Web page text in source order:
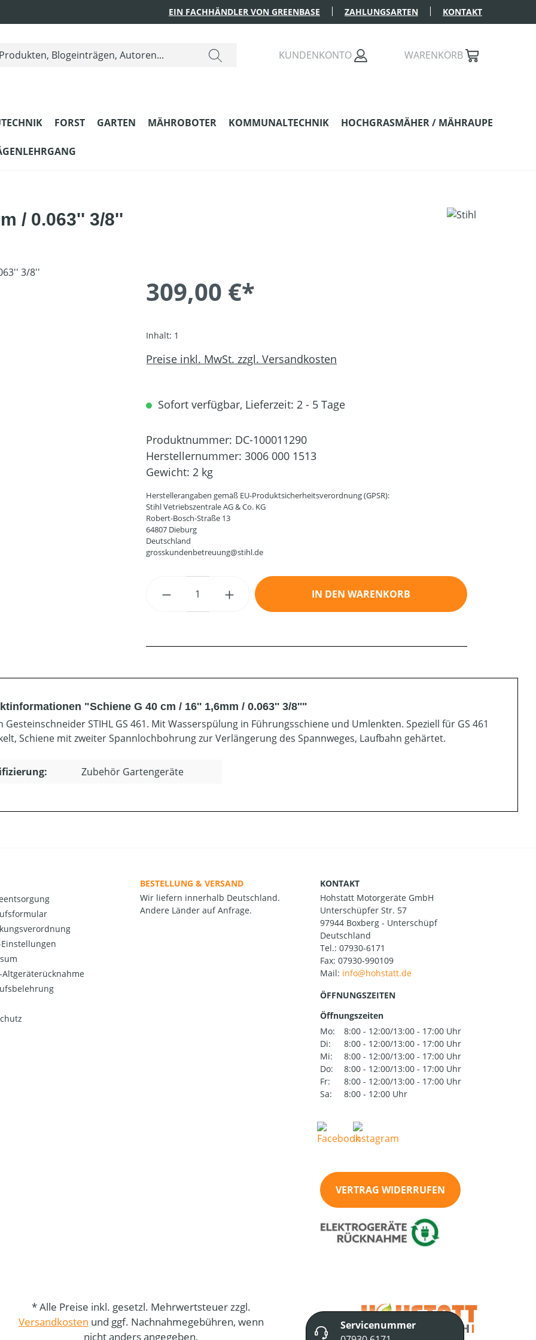
EIN FACHHÄNDLER VON GREENBASE ZAHLUNGSARTEN KONTAKT
KUNDENKONTO WARENKORB
FORST GARTEN MÄHROBOTER KOMMUNALTECHNIK HOCHGRASMÄHER / MÄHRAUPE
/ 0.063'' 3/8''
309,00 €*
Inhalt: 1
Preise inkl. MwSt. zzgl. Versandkosten
Sofort verfügbar, Lieferzeit: 2 - 5 Tage
Produktnummer: DC-100011290
Herstellernummer: 3006 000 1513
Gewicht: 2 kg
Herstellerangaben gemäß EU-Produktsicherheitsverordnung (GPSR):
Stihl Vetriebszentrale AG & Co. KG
Robert-Bosch-Straße 13
64807 Dieburg
Deutschland
grosskundenbetreuung@stihl.de
Produkt Anzahl: Gib den gewünschten Wert ein oder
IN DEN WARENKORB
"Schiene G 40 cm / 16'' 1,6mm / 0.063'' 3/8''"
Gesteinschneider STIHL GS 461. Mit Wasserspülung in Führungsschiene und Umlenkten. Speziell für GS 461
Schiene mit zweiter Spannlochbohrung zur Verlängerung des Spannweges, Laufbahn gehärtet.
Zubehör Gartengeräte
Einstellungen
Altgeräterücknahme
BESTELLUNG & VERSAND
Wir liefern innerhalb Deutschland.
Andere Länder auf Anfrage.
KONTAKT
Hohstatt Motorgeräte GmbH
Unterschüpfer Str. 57
97944 Boxberg - Unterschüpf
Deutschland
Tel.: 07930-6171
Fax: 07930-990109
Mail:
ÖFFNUNGSZEITEN
Öffnungszeiten
Mo:
8:00 - 12:00/13:00 - 17:00 Uhr
Di:
8:00 - 12:00/13:00 - 17:00 Uhr
Mi:
8:00 - 12:00/13:00 - 17:00 Uhr
Do:
8:00 - 12:00/13:00 - 17:00 Uhr
Fr:
8:00 - 12:00/13:00 - 17:00 Uhr
Sa:
8:00 - 12:00 Uhr
VERTRAG WIDERRUFEN
* Alle Preise inkl. gesetzl. Mehrwertsteuer zzgl.
Versandkosten und ggf. Nachnahmegebühren, wenn
nicht anders angegeben.
Servicenummer